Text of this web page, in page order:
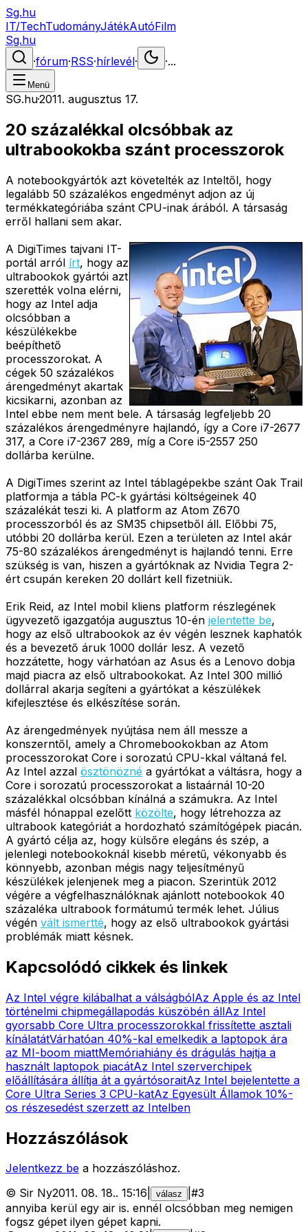
Sg.hu
IT/TechTudományJátékAutóFilm
Sg.hu
·fórum·RSS·hírlevél· ·...
Menü
SG.hu·2011. augusztus 17.
20 százalékkal olcsóbbak az
ultrabookokba szánt processzorok
A notebookgyártók azt követelték az Inteltől, hogy
legalább 50 százalékos engedményt adjon az új
termékkategóriába szánt CPU-inak árából. A társaság
erről hallani sem akar.
A DigiTimes tajvani IT-
portál arról írt, hogy az
ultrabookok gyártói azt
szerették volna elérni,
hogy az Intel adja
olcsóbban a
készülékekbe
beépíthető
processzorokat. A
cégek 50 százalékos
árengedményt akartak
kicsikarni, azonban az
Intel ebbe nem ment bele. A társaság legfeljebb 20
százalékos árengedményre hajlandó, így a Core i7-2677
317, a Core i7-2367 289, míg a Core i5-2557 250
dollárba kerülne.
A DigiTimes szerint az Intel táblagépekbe szánt Oak Trail
platformja a tábla PC-k gyártási költségeinek 40
százalékát teszi ki. A platform az Atom Z670
processzorból és az SM35 chipsetből áll. Előbbi 75,
utóbbi 20 dollárba kerül. Ezen a területen az Intel akár
75-80 százalékos árengedményt is hajlandó tenni. Erre
szükség is van, hiszen a gyártóknak az Nvidia Tegra 2-
ért csupán kereken 20 dollárt kell fizetniük.
Erik Reid, az Intel mobil kliens platform részlegének
ügyvezető igazgatója augusztus 10-én jelentette be,
hogy az első ultrabookok az év végén lesznek kaphatók
és a bevezető áruk 1000 dollár lesz. A vezető
hozzátette, hogy várhatóan az Asus és a Lenovo dobja
majd piacra az első ultrabookokat. Az Intel 300 millió
dollárral akarja segíteni a gyártókat a készülékek
kifejlesztése és elkészítése során.
Az árengedmények nyújtása nem áll messze a
konszerntől, amely a Chromebookokban az Atom
processzorokat Core i sorozatú CPU-kkal váltaná fel.
Az Intel azzal ösztönözné a gyártókat a váltásra, hogy a
Core i sorozatú processzorokat a listaárnál 10-20
százalékkal olcsóbban kínálná a számukra. Az Intel
másfél hónappal ezelőtt közölte, hogy létrehozza az
ultrabook kategóriát a hordozható számítógépek piacán.
A gyártó célja az, hogy külsőre elegáns és szép, a
jelenlegi notebookoknál kisebb méretű, vékonyabb és
könnyebb, azonban mégis nagy teljesítményű
készülékek jelenjenek meg a piacon. Szerintük 2012
végére a végfelhasználóknak ajánlott notebookok 40
százaléka ultrabook formátumú termék lehet. Július
végén vált ismertté, hogy az első ultrabookok gyártási
problémák miatt késnek.
Kapcsolódó cikkek és linkek
Az Intel végre kilábalhat a válságbólAz Apple és az Intel
történelmi chipmegállapodás küszöbén állAz Intel
gyorsabb Core Ultra processzorokkal frissítette asztali
kínálatátVárhatóan 40%-kal emelkedik a laptopok ára
az MI-boom miattMemóriahiány és drágulás hajtja a
használt laptopok piacátAz Intel szerverchipek
előállítására állítja át a gyártósoraitAz Intel bejelentette a
Core Ultra Series 3 CPU-katAz Egyesült Államok 10%-
os részesedést szerzett az Intelben
Hozzászólások
Jelentkezz be a hozzászóláshoz.
© Sir Ny2011. 08. 18.. 15:16 válasz #3
annyiba kerül egy air is. ennél olcsóbban meg nemigen
fogsz gépet ilyen gépet kapni.